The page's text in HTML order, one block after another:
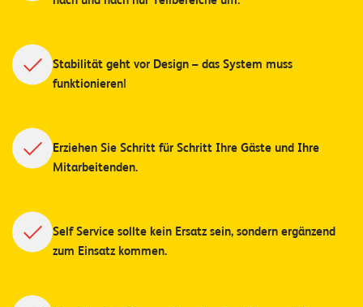
T
l
o
Stabilität geht vor Design – das System muss
funktionieren!
Erziehen Sie Schritt für Schritt Ihre Gäste und Ihre
Mitarbeitenden.
Self Service sollte kein Ersatz sein, sondern ergänzend
zum Einsatz kommen.